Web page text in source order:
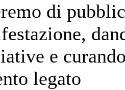
di
e
legato